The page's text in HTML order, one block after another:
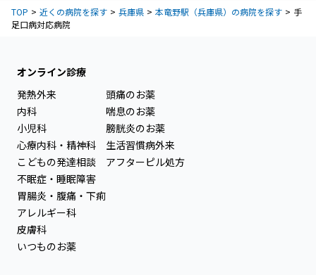
TOP 近くの病院を探す 兵庫県 本竜野駅（兵庫県）の病院を探す
手
足口病対応病院
オンライン診療
発熱外来
内科
小児科
心療内科・精神科
こどもの発達相談
不眠症・睡眠障害
胃腸炎・腹痛・下痢
アレルギー科
皮膚科
いつものお薬
頭痛のお薬
喘息のお薬
膀胱炎のお薬
生活習慣病外来
アフターピル処方